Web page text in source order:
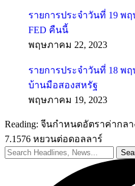
รายการประจำวันที่ 19 พ
FED คืนนี้
พฤษภาคม 22, 2023
รายการประจำวันที่ 18 พ
บ้านมือสองสหรัฐ
พฤษภาคม 19, 2023
Reading: จีนกำหนดอัตราค่ากล
7.1576 หยวนต่อดอลลาร์